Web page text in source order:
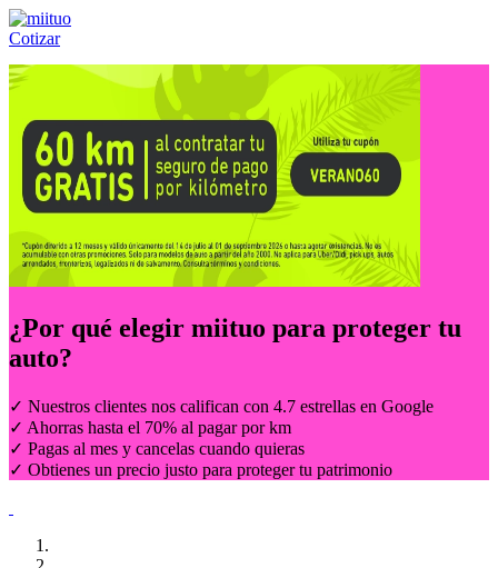
Cotizar
Llámanos al:(55) 84-21-05-00 ó
¿Por qué elegir miituo para proteger tu
auto?
✓ Nuestros clientes nos califican con 4.7 estrellas en Google
✓ Ahorras hasta el 70% al pagar por km
✓ Pagas al mes y cancelas cuando quieras
✓ Obtienes un precio justo para proteger tu patrimonio